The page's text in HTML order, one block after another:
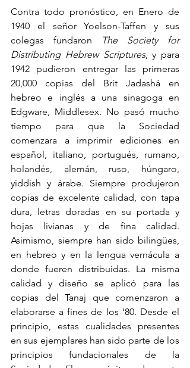
Contra todo pronóstico, en Enero de
1940 el señor Yoelson-Taffen y sus
colegas fundaron
The Society for
Distributing Hebrew Scriptures, y para
1942 pudieron entregar las primeras
20,000 copias del Brit Jadashá en
hebreo e inglés a una sinagoga en
Edgware, Middlesex. No pasó mucho
tiempo para que la Sociedad
comenzara a imprimir ediciones en
español, italiano, portugués, rumano,
holandés, alemán, ruso, húngaro,
yiddish y árabe. Siempre produjeron
copias de excelente calidad, con tapa
dura, letras doradas en su portada y
hojas livianas y de fina calidad.
Asimismo, siempre han sido bilingües,
en hebreo y en la lengua vernácula a
donde fueren distribuidas. La misma
calidad y diseño se aplicó para las
copias del Tanaj que comenzaron a
elaborarse a fines de los ‘80. Desde el
principio, estas cualidades presentes
en sus ejemplares han sido parte de los
principios fundacionales de la